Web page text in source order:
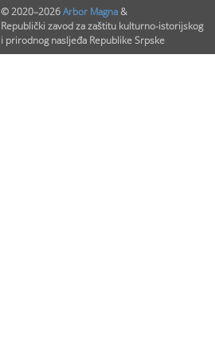
0
© 2020–2026Arbor Magna&
Republički zavod za zaštitu kulturno-istorijskog
i prirodnog nasljeđa Republike Srpske